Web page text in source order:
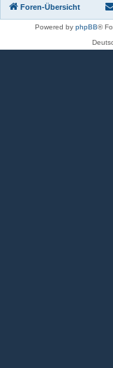
Foren-Übersicht
Powered by phpBB®